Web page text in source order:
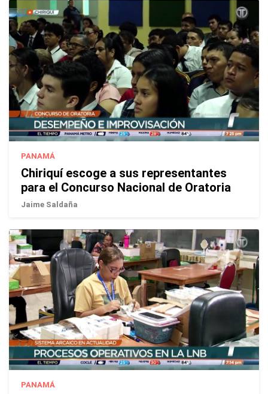
PANAMÁ
Chiriquí escoge a sus representantes
para el Concurso Nacional de Oratoria
Jaime Saldaña
PANAMÁ